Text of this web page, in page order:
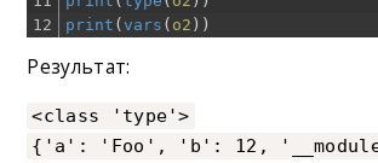
12
print (vars ( o2 ) )
Результат:
<class 'type'>
{'a': 'Foo', 'b': 12,